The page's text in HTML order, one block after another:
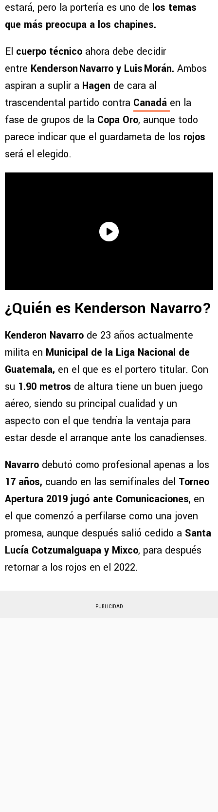
estará, pero la portería es uno de los temas
que más preocupa a los chapines.
El cuerpo técnico ahora debe decidir
entre Kenderson Navarro y Luis Morán. Ambos
aspiran a suplir a Hagen de cara al
trascendental partido contra Canadá en la
fase de grupos de la Copa Oro, aunque todo
parece indicar que el guardameta de los rojos
será el elegido.
¿Quién es Kenderson Navarro?
Kenderon Navarro de 23 años actualmente
milita en Municipal de la Liga Nacional de
Guatemala, en el que es el portero titular. Con
su 1.90 metros de altura tiene un buen juego
aéreo, siendo su principal cualidad y un
aspecto con el que tendría la ventaja para
estar desde el arranque ante los canadienses.
Navarro debutó como profesional apenas a los
17 años, cuando en las semifinales del Torneo
Apertura 2019 jugó ante Comunicaciones, en
el que comenzó a perfilarse como una joven
promesa, aunque después salió cedido a Santa
Lucía Cotzumalguapa y Mixco, para después
retornar a los rojos en el 2022.
PUBLICIDAD